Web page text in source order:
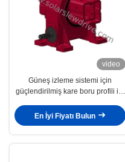
video
Güneş izleme sistemi için
güçlendirilmiş kare boru profili ile
En İyi Fiyatı Bulun